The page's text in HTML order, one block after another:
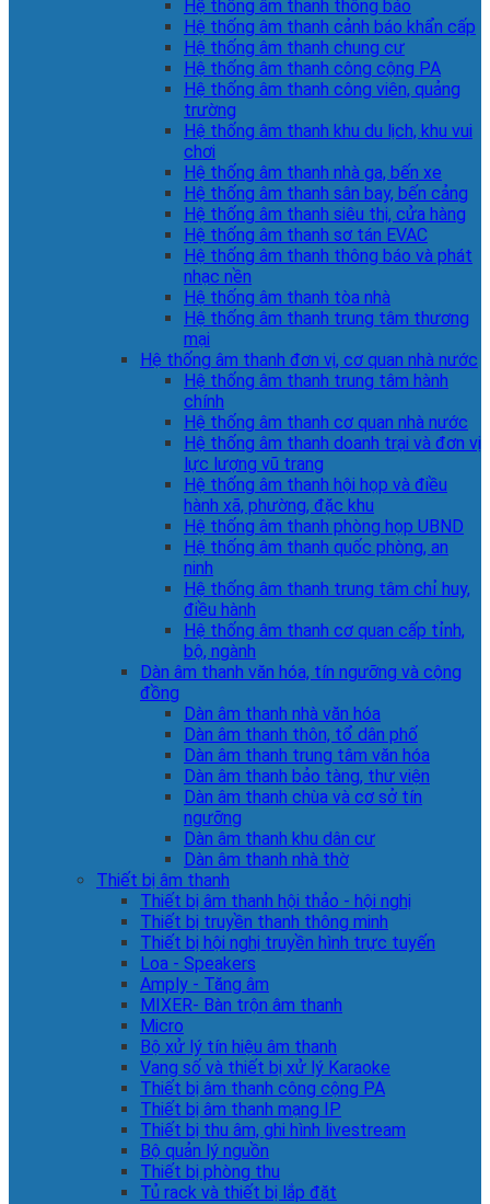
Hệ thống âm thanh thông báo
Hệ thống âm thanh cảnh báo khẩn cấp
Hệ thống âm thanh chung cư
Hệ thống âm thanh công cộng PA
Hệ thống âm thanh công viên, quảng
trường
Hệ thống âm thanh khu du lịch, khu vui
chơi
Hệ thống âm thanh nhà ga, bến xe
Hệ thống âm thanh sân bay, bến cảng
Hệ thống âm thanh siêu thị, cửa hàng
Hệ thống âm thanh sơ tán EVAC
Hệ thống âm thanh thông báo và phát
nhạc nền
Hệ thống âm thanh tòa nhà
Hệ thống âm thanh trung tâm thương
mại
Hệ thống âm thanh đơn vị, cơ quan nhà nước
Hệ thống âm thanh trung tâm hành
chính
Hệ thống âm thanh cơ quan nhà nước
Hệ thống âm thanh doanh trại và đơn vị
lực lượng vũ trang
Hệ thống âm thanh hội họp và điều
hành xã, phường, đặc khu
Hệ thống âm thanh phòng họp UBND
Hệ thống âm thanh quốc phòng, an
ninh
Hệ thống âm thanh trung tâm chỉ huy,
điều hành
Hệ thống âm thanh cơ quan cấp tỉnh,
bộ, ngành
Dàn âm thanh văn hóa, tín ngưỡng và cộng
đồng
Dàn âm thanh nhà văn hóa
Dàn âm thanh thôn, tổ dân phố
Dàn âm thanh trung tâm văn hóa
Dàn âm thanh bảo tàng, thư viện
Dàn âm thanh chùa và cơ sở tín
ngưỡng
Dàn âm thanh khu dân cư
Dàn âm thanh nhà thờ
Thiết bị âm thanh
Thiết bị âm thanh hội thảo - hội nghị
Thiết bị truyền thanh thông minh
Thiết bị hội nghị truyền hình trực tuyến
Loa - Speakers
Amply - Tăng âm
MIXER- Bàn trộn âm thanh
Micro
Bộ xử lý tín hiệu âm thanh
Vang số và thiết bị xử lý Karaoke
Thiết bị âm thanh công cộng PA
Thiết bị âm thanh mạng IP
Thiết bị thu âm, ghi hình livestream
Bộ quản lý nguồn
Thiết bị phòng thu
Tủ rack và thiết bị lắp đặt